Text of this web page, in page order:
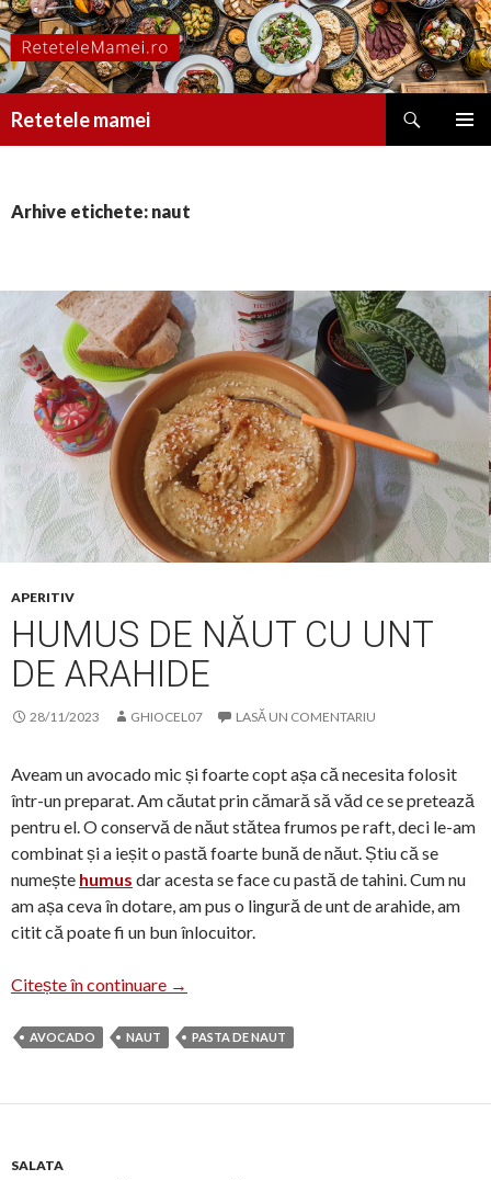
Retetele mamei
Arhive etichete: naut
APERITIV
HUMUS DE NĂUT CU UNT
DE ARAHIDE
28/11/2023 GHIOCEL07 LASĂ UN COMENTARIU
Aveam un avocado mic și foarte copt așa că necesita folosit
într-un preparat. Am căutat prin cămară să văd ce se pretează
pentru el. O conservă de năut stătea frumos pe raft, deci le-am
combinat și a ieșit o pastă foarte bună de năut. Știu că se
numește humus dar acesta se face cu pastă de tahini. Cum nu
am așa ceva în dotare, am pus o lingură de unt de arahide, am
citit că poate fi un bun înlocuitor.
Citește în continuare Humus de năut cu unt de arahide
→
AVOCADO NAUT PASTA DE NAUT
SALATA